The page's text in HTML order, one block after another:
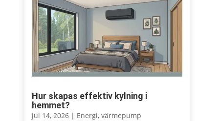
Hur skapas effektiv kylning i
hemmet?
jul 14, 2026| Energi, värmepump